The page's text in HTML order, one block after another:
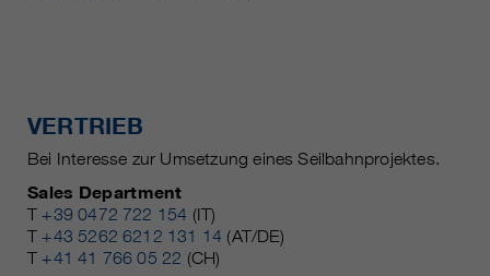
VERTRIEB
Bei Interesse zur Umsetzung eines Seilbahnprojektes.
Sales Department
T +39 0472 722 154 (IT)
T +43 5262 6212 131 14 (AT/DE)
T +41 41 766 05 22 (CH)